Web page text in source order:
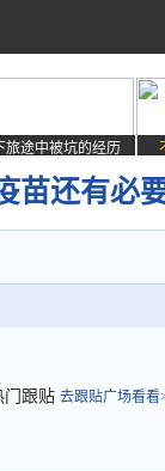
旅途中被坑的经历
苗还有必
门跟贴 去跟贴广场看看